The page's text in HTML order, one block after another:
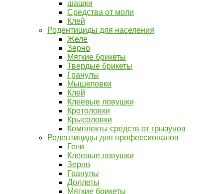
шашки
Средства от моли
Клей
Родентициды для населения
Желе
Зерно
Мягкие брикеты
Твердые брикеты
Гранулы
Мышеловки
Клей
Клеевые ловушки
Кротоловки
Крысоловки
Комплекты средств от грызунов
Родентициды для профессионалов
Гели
Клеевые ловушки
Зерно
Гранулы
Доллеты
Мягкие брикеты